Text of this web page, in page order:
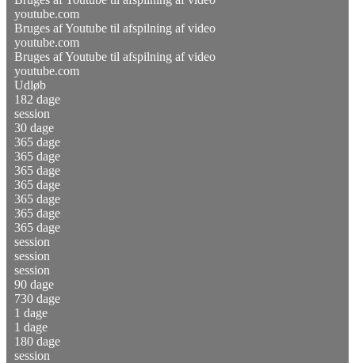
youtube.com
Bruges af Youtube til afspilning af video
youtube.com
Bruges af Youtube til afspilning af video
youtube.com
Udløb
182 dage
session
30 dage
365 dage
365 dage
365 dage
365 dage
365 dage
365 dage
365 dage
session
session
session
90 dage
730 dage
1 dage
1 dage
180 dage
session